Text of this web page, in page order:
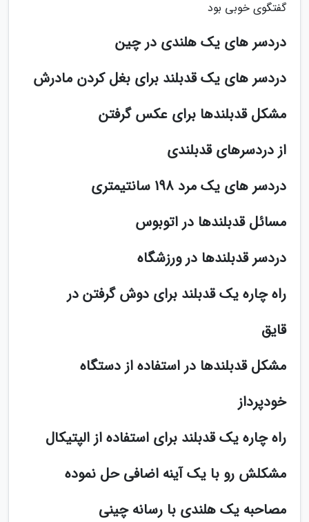
گفتگوی خوبی بود
دردسر های یک هلندی در چین
دردسر های یک قدبلند برای بغل کردن مادرش
مشکل قدبلندها برای عکس گرفتن
از دردسرهای قدبلندی
دردسر های یک مرد 198 سانتیمتری
مسائل قدبلندها در اتوبوس
دردسر قدبلندها در ورزشگاه
راه چاره یک قدبلند برای دوش گرفتن در
قایق
مشکل قدبلندها در استفاده از دستگاه
خودپرداز
راه چاره یک قدبلند برای استفاده از الپتیکال
مشکلش رو با یک آینه اضافی حل نموده
مصاحبه یک هلندی با رسانه چینی